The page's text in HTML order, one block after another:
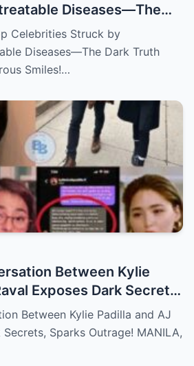
Diseases—The
Their Glamorous Smiles!
Celebrities Struck by
Diseases—The Dark Truth
Smiles!…
Between Kylie
Exposes Dark Secrets,
Between Kylie Padilla and AJ
Sparks Outrage! MANILA,